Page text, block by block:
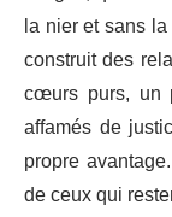
la nier et sans
construit des
cœurs purs, un
affamés de
propre
de ceux qui